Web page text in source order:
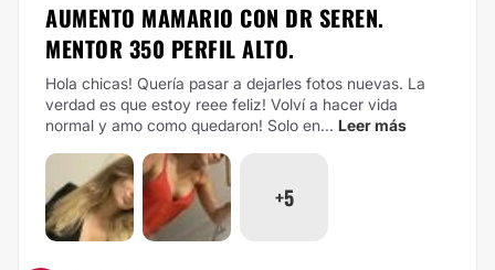
AUMENTO MAMARIO CON DR SEREN.
MENTOR 350 PERFIL ALTO.
Hola chicas! Quería pasar a dejarles fotos nuevas. La
verdad es que estoy reee feliz! Volví a hacer vida
normal y amo como quedaron! Solo en... Leer más
+5